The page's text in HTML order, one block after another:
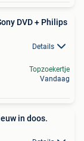
DVD + Philips
Details
Topzoekertje
Vandaag
in doos.